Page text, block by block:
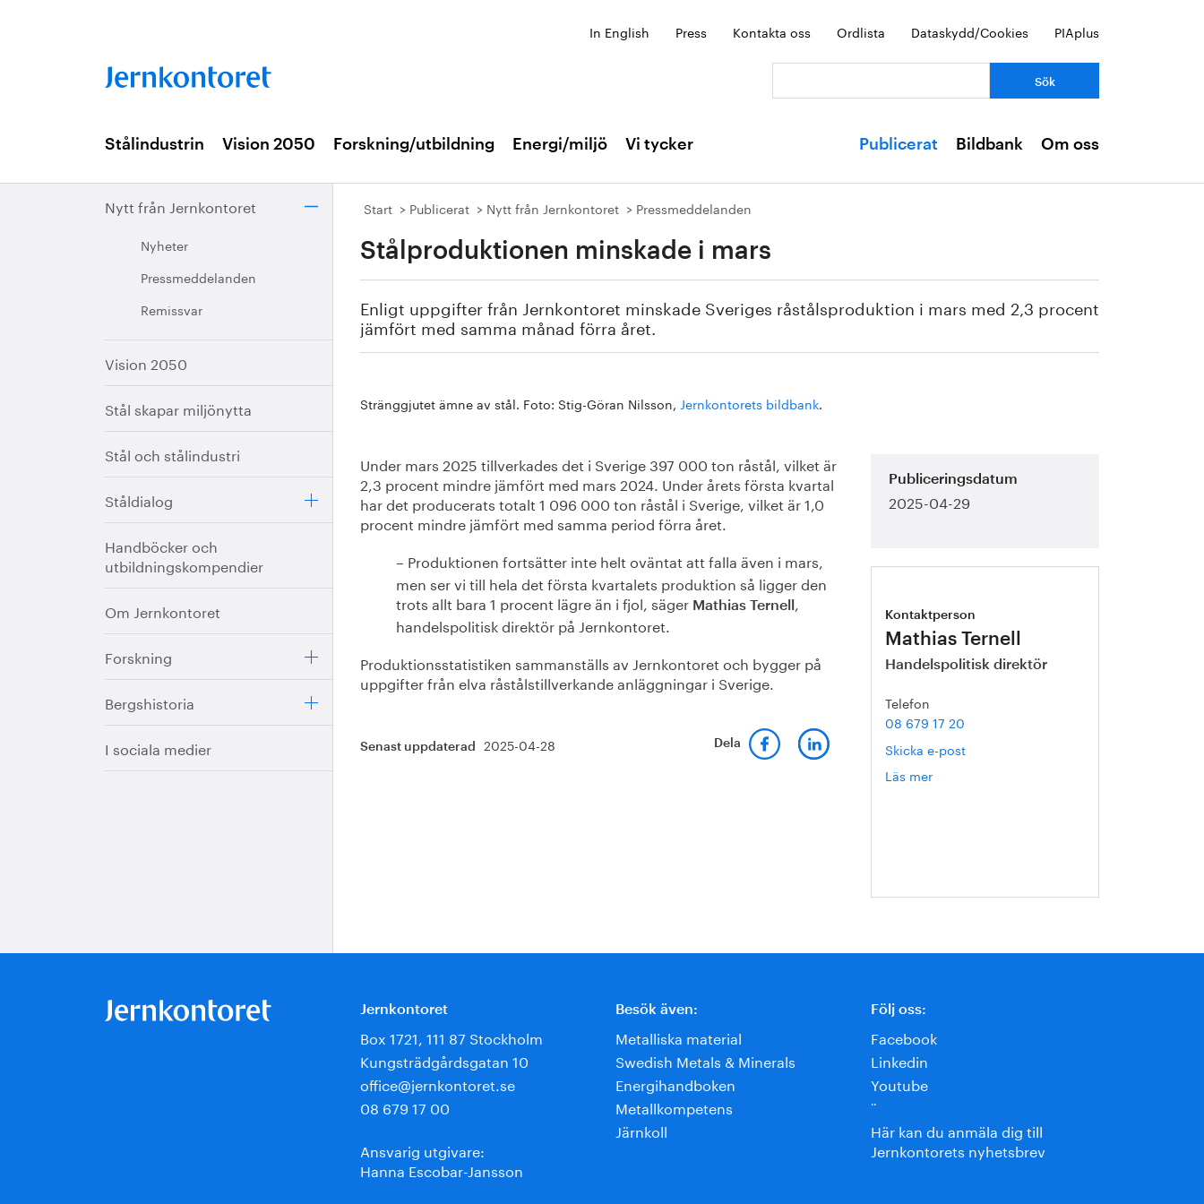
In English Press Kontakta oss Ordlista Dataskydd/Cookies PIAplus
Stålindustrin Vision 2050 Forskning/utbildning Energi/miljö Vi tycker Publicerat Bildbank Om oss
Nytt från Jernkontoret
Nyheter
Pressmeddelanden
Remissvar
Vision 2050
Stål skapar miljönytta
Stål och stålindustri
Ståldialog
Handböcker och
utbildningskompendier
Om Jernkontoret
Forskning
Bergshistoria
I sociala medier
Start Publicerat Nytt från Jernkontoret Pressmeddelanden
Stålproduktionen minskade i mars
Enligt uppgifter från Jernkontoret minskade Sveriges råstålsproduktion i mars med 2,3 procent
jämfört med samma månad förra året.
Stränggjutet ämne av stål. Foto: Stig-Göran Nilsson, Jernkontorets bildbank.
Under mars 2025 tillverkades det i Sverige 397 000 ton råstål, vilket är
2,3 procent mindre jämfört med mars 2024. Under årets första kvartal
har det producerats totalt 1 096 000 ton råstål i Sverige, vilket är 1,0
procent mindre jämfört med samma period förra året.
– Produktionen fortsätter inte helt oväntat att falla även i mars,
men ser vi till hela det första kvartalets produktion så ligger den
trots allt bara 1 procent lägre än i fjol, säger Mathias Ternell
,
handelspolitisk direktör på Jernkontoret.
Produktionsstatistiken sammanställs av Jernkontoret och bygger på
uppgifter från elva råstålstillverkande anläggningar i Sverige.
Senast uppdaterad 2025-04-28 Dela
Publiceringsdatum
2025-04-29
Kontaktperson
Mathias Ternell
Handelspolitisk direktör
Telefon
08 679 17 20
Skicka e-post
Läs mer
Jernkontoret
Box 1721, 111 87 Stockholm
Kungsträdgårdsgatan 10
office@jernkontoret.se
08 679 17 00
Ansvarig utgivare:
Hanna Escobar-Jansson
Besök även:
Metalliska material
Swedish Metals & Minerals
Energihandboken
Metallkompetens
Järnkoll
Följ oss:
Facebook
Linkedin
Youtube
¨
Här kan du anmäla dig till
Jernkontorets nyhetsbrev